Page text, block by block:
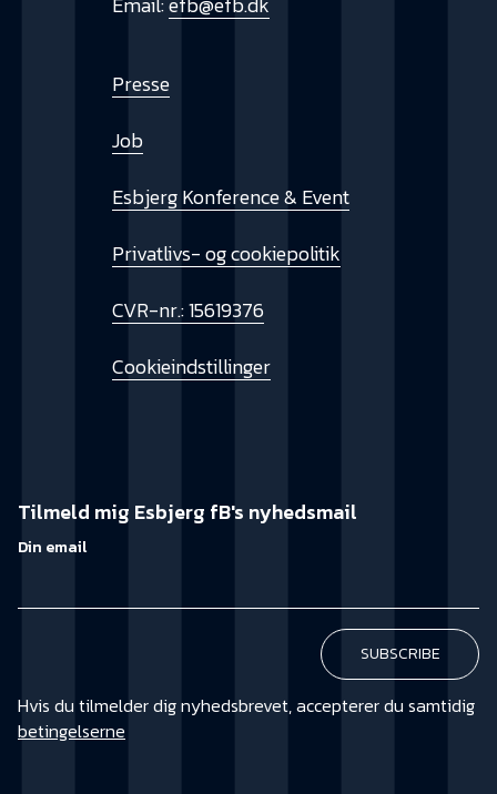
Presse
Job
Esbjerg Konference & Event
Privatlivs- og cookiepolitik
CVR-nr.: 15619376
Cookieindstillinger
Tilmeld mig Esbjerg fB's nyhedsmail
Din email
Hvis du tilmelder dig nyhedsbrevet, accepterer du samtidig
betingelserne